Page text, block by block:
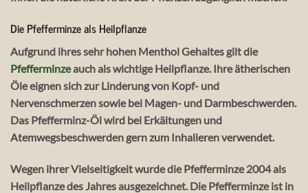
Die Pfefferminze als Heilpflanze
Aufgrund ihres sehr hohen Menthol Gehaltes gilt die
Pfefferminzeauch als wichtige Heilpflanze. Ihre ätherischen
Öle eignen sich zur Linderung von Kopf- und
Nervenschmerzen sowie bei Magen- und Darmbeschwerden.
Das Pfefferminz-Öl wird bei Erkältungen und
Atemwegsbeschwerden gern zum Inhalieren verwendet.
Wegen ihrer Vielseitigkeit wurde die Pfefferminze 2004 als
Heilpflanze des Jahres ausgezeichnet. Die Pfefferminze ist in